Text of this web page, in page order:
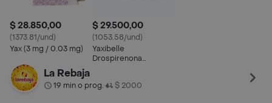
$ 28.850,00
(1373.81/und)
Yax (3 mg / 0.03 mg)
$ 29.500,00
(1053.58/und)
Yaxibelle
Drospirenona
La Rebaja
19 min o prog.• $ 2000